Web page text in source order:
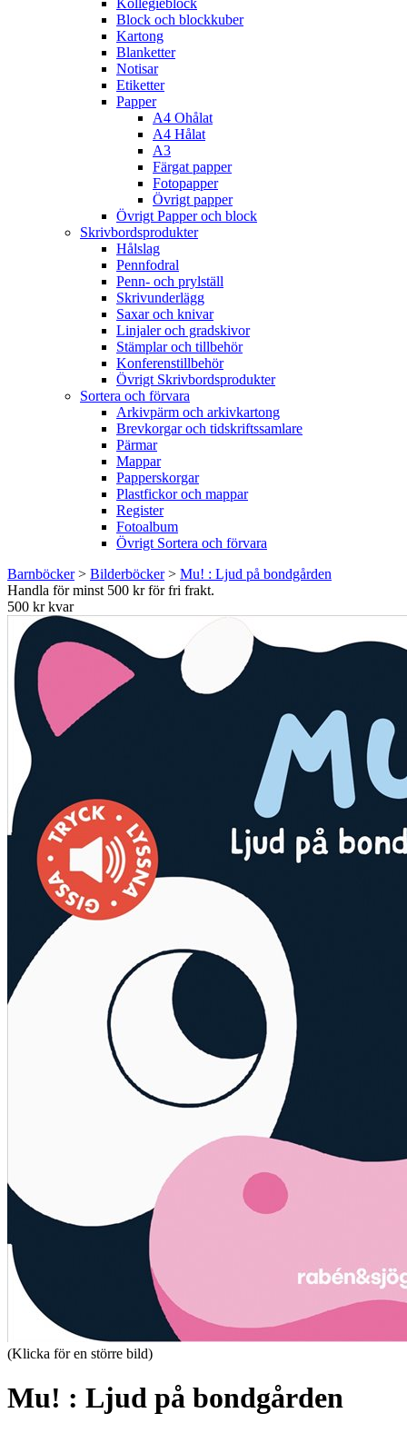
Kollegieblock
Block och blockkuber
Kartong
Blanketter
Notisar
Etiketter
Papper
A4 Ohålat
A4 Hålat
A3
Färgat papper
Fotopapper
Övrigt papper
Övrigt Papper och block
Skrivbordsprodukter
Hålslag
Pennfodral
Penn- och prylställ
Skrivunderlägg
Saxar och knivar
Linjaler och gradskivor
Stämplar och tillbehör
Konferenstillbehör
Övrigt Skrivbordsprodukter
Sortera och förvara
Arkivpärm och arkivkartong
Brevkorgar och tidskriftssamlare
Pärmar
Mappar
Papperskorgar
Plastfickor och mappar
Register
Fotoalbum
Övrigt Sortera och förvara
Barnböcker> Bilderböcker> Mu! : Ljud på bondgården
Handla för minst 500 kr för fri frakt.
500 kr kvar
(Klicka för en större bild)
Mu! : Ljud på bondgården